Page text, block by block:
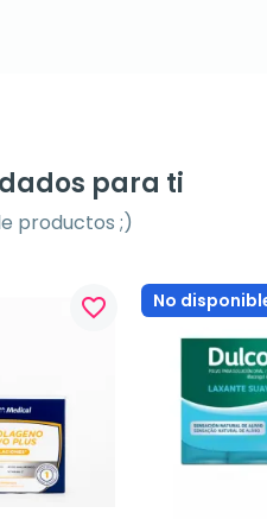
para ti
productos ;)
favorite_border No